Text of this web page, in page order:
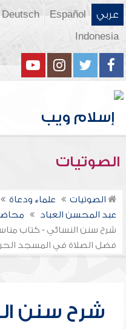
عربي Español
Deutsch
Indonesia
الصوتيات
الصوتيات علماء ودعاة
عبد المحسن العباد
شرح سنن النسائي - كتاب
فضل الصلاة في المسجد
شرح سنن